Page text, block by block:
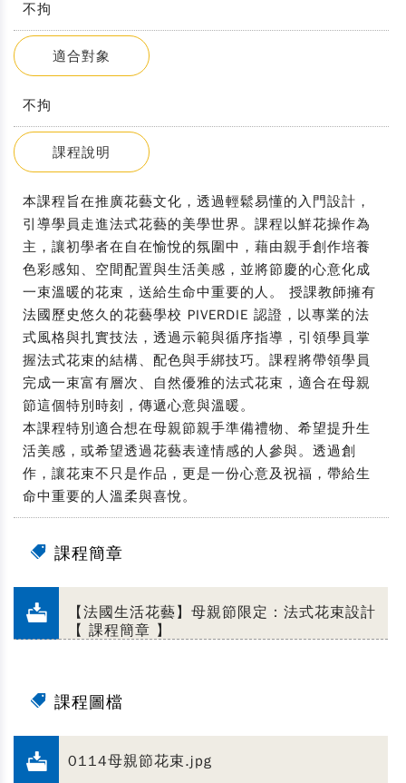
不拘
適合對象
不拘
課程說明
本課程旨在推廣花藝文化，透過輕鬆易懂的入門設計，
引導學員走進法式花藝的美學世界。課程以鮮花操作為
主，讓初學者在自在愉悅的氛圍中，藉由親手創作培養
色彩感知、空間配置與生活美感，並將節慶的心意化成
一束溫暖的花束，送給生命中重要的人。 授課教師擁有
法國歷史悠久的花藝學校 PIVERDIE 認證，以專業的法
式風格與扎實技法，透過示範與循序指導，引領學員掌
握法式花束的結構、配色與手綁技巧。課程將帶領學員
完成一束富有層次、自然優雅的法式花束，適合在母親
節這個特別時刻，傳遞心意與溫暖。
本課程特別適合想在母親節親手準備禮物、希望提升生
活美感，或希望透過花藝表達情感的人參與。透過創
作，讓花束不只是作品，更是一份心意及祝福，帶給生
命中重要的人溫柔與喜悅。
課程簡章
【法國生活花藝】母親節限定：法式花束設計
【 課程簡章 】
課程圖檔
0114母親節花束.jpg